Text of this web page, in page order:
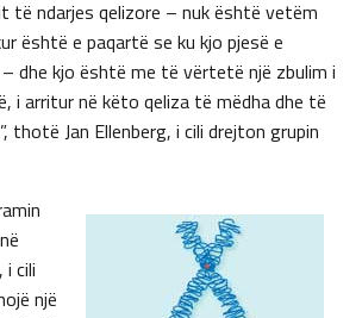
të ndarjes qelizore – nuk është vetëm
është e paqartë se ku kjo pjesë e
dhe kjo është me të vërtetë një zbulim i
i arritur në këto qeliza të mëdha dhe të
thotë Jan Ellenberg, i cili drejton grupin
cili
një